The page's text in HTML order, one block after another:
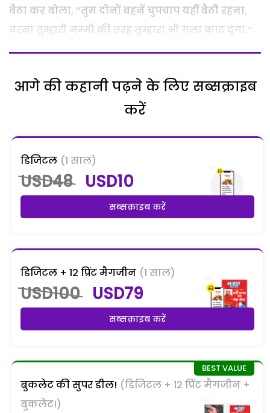
बैठा कर बोला, ‘‘तुम दोनों बहनें चुपचाप यहीं बैठी रहना,
वरना तुम्हारी मम्मी की तरह तुम्हारा भी गला काट दूंगा.’’
आगे की कहानी पढ़ने के लिए सब्सक्राइब
करें
डिजिटल (1 साल)
USD48 USD10
सब्सक्राइब करें
डिजिटल + 12 प्रिंट मैगजीन (1 साल)
USD100 USD79
सब्सक्राइब करें
बुकलेट की सुपर डील! (डिजिटल + 12 प्रिंट मैगजीन +
बुकलेट!)